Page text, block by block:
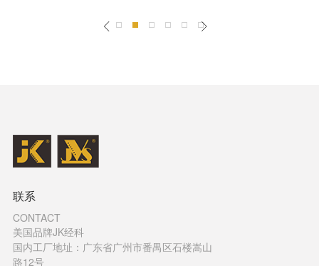
联系
CONTACT
美国品牌JK经科
国内工厂地址：广东省广州市番禺区石楼嵩山
路12号